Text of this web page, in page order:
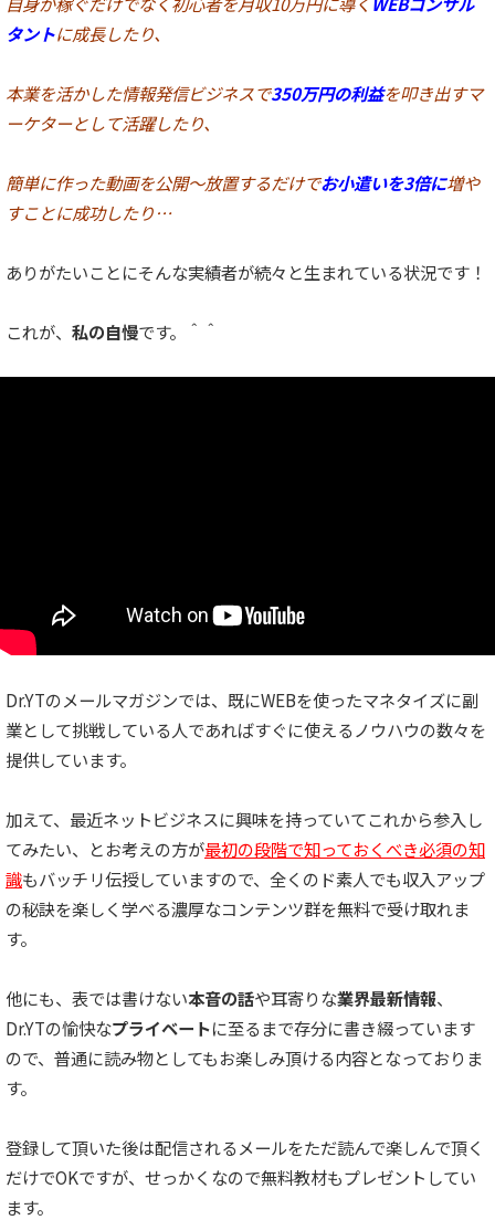
タントに成長したり、
本業を活かした情報発信ビジネスで350万円の利益を叩き出すマ
ーケターとして活躍したり、
簡単に作った動画を公開〜放置するだけでお小遣いを3倍に増や
すことに成功したり…
ありがたいことにそんな実績者が続々と生まれている状況です！
これが、 私の自慢です。＾＾
Dr.YTのメールマガジンでは、既にWEBを使ったマネタイズに副
業として挑戦している人であればすぐに使えるノウハウの数々を
提供しています。
加えて、最近ネットビジネスに興味を持っていてこれから参入し
てみたい、とお考えの方が最初の段階で知っておくべき必須の知
識もバッチリ伝授していますので、全くのド素人でも収入アップ
の秘訣を楽しく学べる濃厚なコンテンツ群を無料で受け取れま
す。
他にも、表では書けない本音の話や耳寄りな業界最新情報、
Dr.YTの愉快なプライベートに至るまで存分に書き綴っています
ので、普通に読み物としてもお楽しみ頂ける内容となっておりま
す。
登録して頂いた後は配信されるメールをただ読んで楽しんで頂く
だけでOKですが、せっかくなので無料教材もプレゼントしてい
ます。